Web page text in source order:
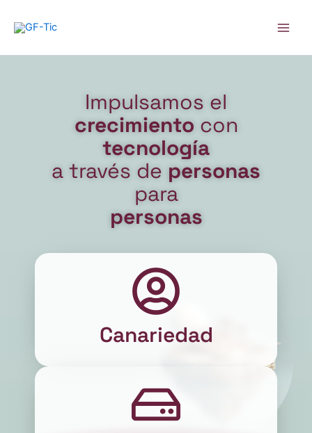
Impulsamos el
crecimiento con
tecnología
a través de personas
para
personas
Canariedad